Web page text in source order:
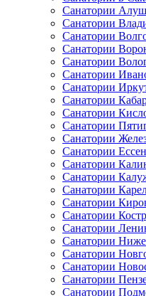
Санатории
Санатории
Санатории
Санатории
Санатории
Санатории
Санатории
Санатории
Санатории
Санатории
Санатории
Санатории
Санатории
Санатории
Санатории
Санатории
Санатории
Санатории
Санатории
Санатории
Санатории
Санатории
Санатории